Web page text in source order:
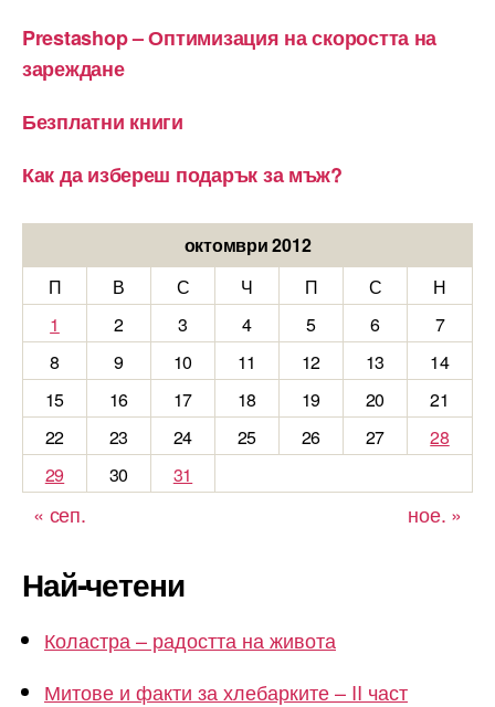
Prestashop – Оптимизация на скоростта на
зареждане
Безплатни книги
Как да избереш подарък за мъж?
октомври 2012
П
В С Ч П С
Н
1
2 3 4 5 6
7
8
9 10 11 12 13
14
15
16 17 18 19 20
21
22
23 24 25 26 27
28
29
30 31
« сеп. ное. »
Най-четени
Коластра – радостта на живота
Митове и факти за хлебарките – II част